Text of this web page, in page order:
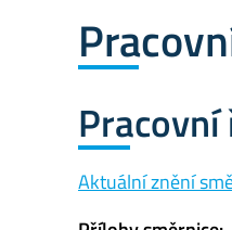
Aktuální znění